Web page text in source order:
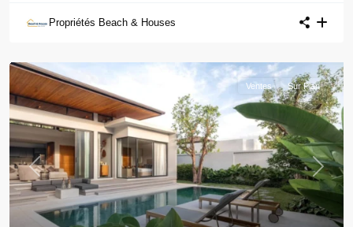
Propriétés Beach & Houses
Previous Next
Ventes Sur Plan